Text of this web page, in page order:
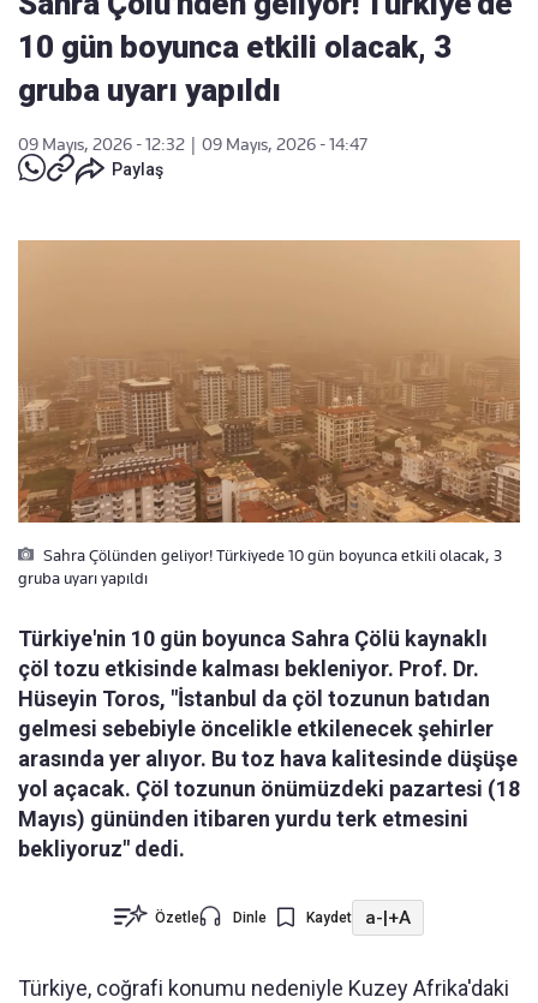
10 gün boyunca etkili olacak, 3
gruba uyarı yapıldı
09 Mayıs, 2026 - 12:32
09 Mayıs, 2026 - 14:47
Paylaş
Sahra Çölünden geliyor! Türkiyede 10 gün boyunca etkili olacak, 3
gruba uyarı yapıldı
Türkiye'nin 10 gün boyunca Sahra Çölü kaynaklı
çöl tozu etkisinde kalması bekleniyor. Prof. Dr.
Hüseyin Toros, "İstanbul da çöl tozunun batıdan
gelmesi sebebiyle öncelikle etkilenecek şehirler
arasında yer alıyor. Bu toz hava kalitesinde düşüşe
yol açacak. Çöl tozunun önümüzdeki pazartesi (18
Mayıs) gününden itibaren yurdu terk etmesini
bekliyoruz" dedi.
Özetle Dinle Kaydet a-|+A
Türkiye, coğrafi konumu nedeniyle Kuzey Afrika'daki